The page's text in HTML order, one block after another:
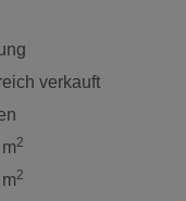
verkauft
2
2